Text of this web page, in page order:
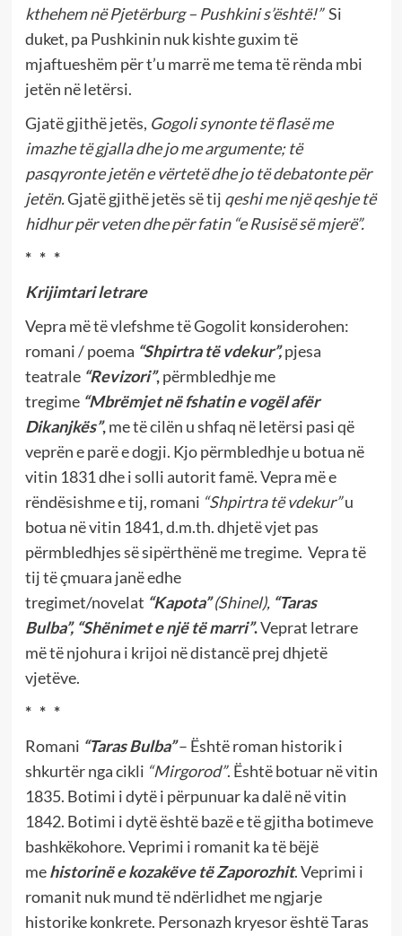
kthehem në Pjetërburg – Pushkini s’është!”Si
duket, pa Pushkinin nuk kishte guxim të
mjaftueshëm për t’u marrë me tema të rënda mbi
jetën në letërsi.
Gjatë gjithë jetës, Gogoli synonte të flasë me
imazhe të gjalla dhe jo me argumente; të
pasqyronte jetën e vërtetë dhe jo të debatonte për
jetën.Gjatë gjithë jetës së tij qeshi me një qeshje të
hidhur për veten dhe për fatin “e Rusisë së mjerë”.
* * *
Krijimtari letrare
Vepra më të vlefshme të Gogolit konsiderohen:
romani / poema “Shpirtra të vdekur”, pjesa
teatrale “Revizori”,përmbledhje me
tregime “Mbrëmjet në fshatin e vogël afër
Dikanjkës”,me të cilën u shfaq në letërsi pasi që
veprën e parë e dogji. Kjo përmbledhje u botua në
vitin 1831 dhe i solli autorit famë. Vepra më e
rëndësishme e tij, romani “Shpirtra të vdekur”u
botua në vitin 1841, d.m.th. dhjetë vjet pas
përmbledhjes së sipërthënë me tregime. Vepra të
tij të çmuara janë edhe
tregimet/novelat “Kapota”(Shinel), “Taras
Bulba”, “Shënimet e një të marri”.Veprat letrare
më të njohura i krijoi në distancë prej dhjetë
vjetëve.
* * *
Romani “Taras Bulba”– Është roman historik i
shkurtër nga cikli “Mirgorod”. Është botuar në vitin
1835. Botimi i dytë i përpunuar ka dalë në vitin
1842. Botimi i dytë është bazë e të gjitha botimeve
bashkëkohore. Veprimi i romanit ka të bëjë
mehistorinë e kozakëve të Zaporozhit. Veprimi i
romanit nuk mund të ndërlidhet me ngjarje
historike konkrete. Personazh kryesor është Taras